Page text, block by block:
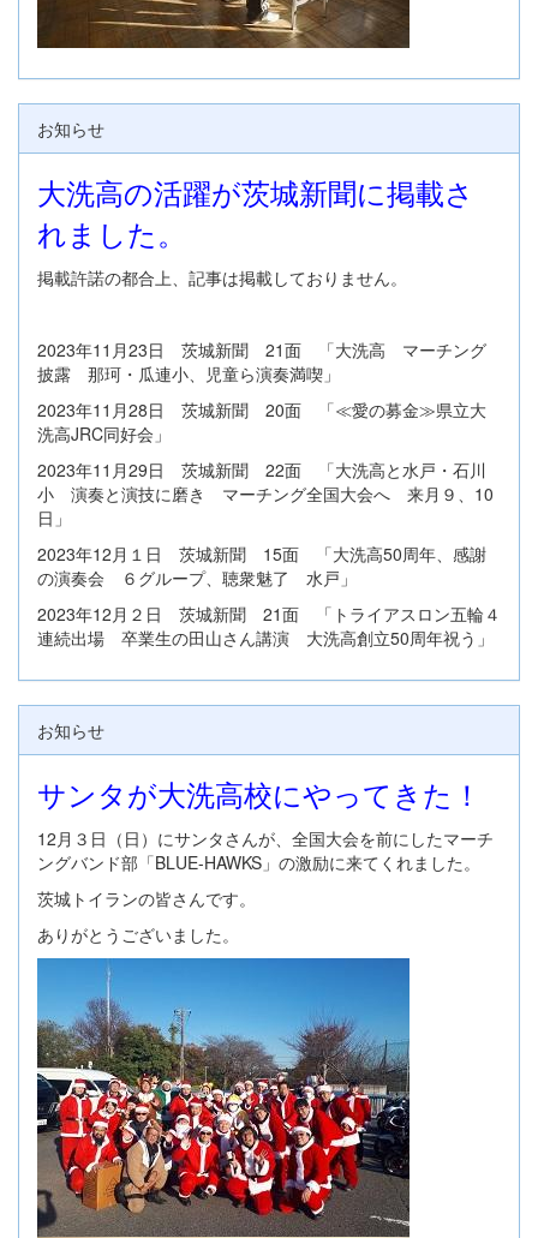
お知らせ
大洗高の活躍が茨城新聞に掲載さ
れました。
掲載許諾の都合上、記事は掲載しておりません。
2023年11月23日 茨城新聞 21面 「大洗高 マーチング
披露 那珂・瓜連小、児童ら演奏満喫」
2023年11月28日 茨城新聞 20面 「≪愛の募金≫県立大
洗高JRC同好会」
2023年11月29日 茨城新聞 22面 「大洗高と水戸・石川
小 演奏と演技に磨き マーチング全国大会へ 来月９、10
日」
2023年12月１日 茨城新聞 15面 「大洗高50周年、感謝
の演奏会 ６グループ、聴衆魅了 水戸」
2023年12月２日 茨城新聞 21面 「トライアスロン五輪４
連続出場 卒業生の田山さん講演 大洗高創立50周年祝う」
お知らせ
サンタが大洗高校にやってきた！
12月３日（日）にサンタさんが、全国大会を前にしたマーチ
ングバンド部「BLUE-HAWKS」の激励に来てくれました。
茨城トイランの皆さんです。
ありがとうございました。